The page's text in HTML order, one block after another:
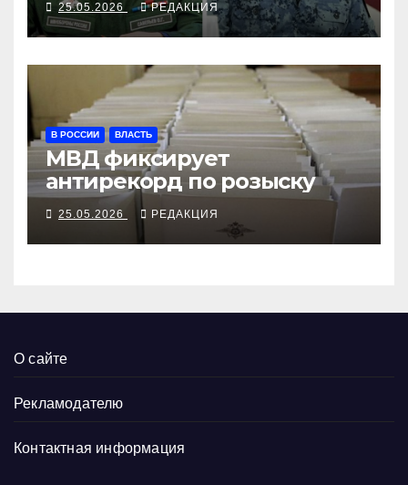
25.05.2026 РЕДАКЦИЯ
В РОССИИ ВЛАСТЬ
МВД фиксирует
антирекорд по розыску
25.05.2026 РЕДАКЦИЯ
О сайте
Рекламодателю
Контактная информация